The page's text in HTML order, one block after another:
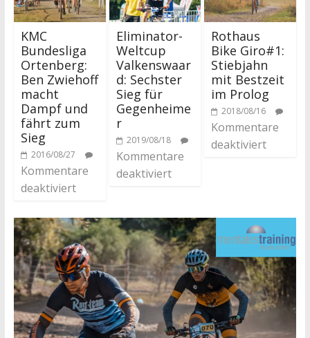
KMC
Bundesliga
Ortenberg:
Ben Zwiehoff
macht
Dampf und
fährt zum
Sieg
2016/08/27
Kommentare
deaktiviert
Eliminator-
Weltcup
Valkenswaar
d: Sechster
Sieg für
Gegenheime
r
2019/08/18
Kommentare
deaktiviert
Rothaus
Bike Giro#1:
Stiebjahn
mit Bestzeit
im Prolog
2018/08/16
Kommentare
deaktiviert